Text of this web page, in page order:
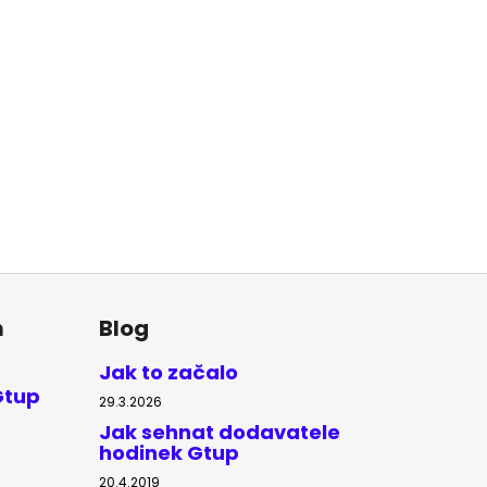
Blog
Jak to začalo
29.3.2026
Jak sehnat dodavatele
hodinek Gtup
20.4.2019